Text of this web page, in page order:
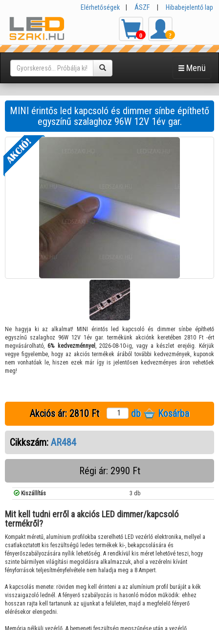
Elérhetőségek ÁSZF Hibabejelentő lap
0 ?
Menü
MINI érintős led kapcsoló és dimmer sínbe építhető
egyszínű szalaghoz 96W 12V 1év gar.
Ne hagyja ki az alkalmat! MINI érintős led kapcsoló és dimmer sínbe építhető
egyszínű szalaghoz 96W 12V 1év gar. termékünk akciónk keretében 2810 Ft -ért
megvásárolható, 6% kedvezménnyel , 2026-08-10-ig, vagy a készlet erejéig. Kérjük
vegye figyelembe, hogy az akciós termékek árából további kedvezmények, kuponok
nem vonhatóak le, hiszen ezek már így is jelentősen kedvezményes áron vehetőek
meg!
Akciós ár: 2810 Ft db Kosárba
Cikkszám: AR484
Régi ár: 2990 Ft
Kiszállítás 3 db
Mit kell tudni erről a akciós LED dimmer/kapcsoló
termékről?
Kompakt méretű, alumínium profilokba szerelhető LED vezérlő elektronika, mellyel a
csatlakoztatott kis feszültségű ledes termékek ki-, bekapcsolására és
fényerőszabályozására nyílik lehetőség. A rendkívül kis méret lehetővé teszi, hogy
szinte bármilyen világítási megoldásra alkalmazzuk, ahol a vezérelni kívánt
fényforrások teljesítményfelvétele nem haladja meg a 8 Ampert.
A kapcsolás menete: röviden meg kell érinteni a az alumínium profil buráját a kék
visszaigazoló lednél. A fényerő szabályozás is hasonló módon működik: ehhez
hosszan rajta kell tartanunk az ujjunkat a felületen, majd a megfelelő fényerő
elérésekor elengedni.
Memória nélküli vezérlő. A bemeneti feszültség megszűnése után a vezérlő